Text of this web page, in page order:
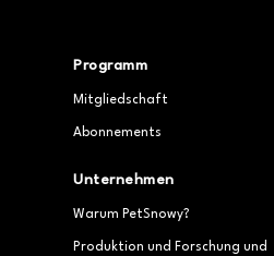
Programm
Mitgliedschaft
Abonnements
Unternehmen
Warum PetSnowy?
Produktion und Forschung und